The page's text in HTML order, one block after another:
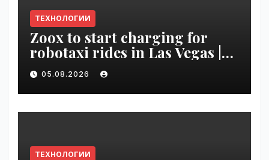
ТЕХНОЛОГИИ
Zoox to start charging for
robotaxi rides in Las Vegas |
VseTime.ru
05.08.2026
ТЕХНОЛОГИИ